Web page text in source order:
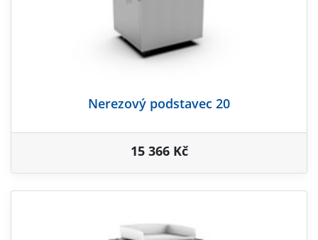
Nerezový podstavec 20
15 366 Kč